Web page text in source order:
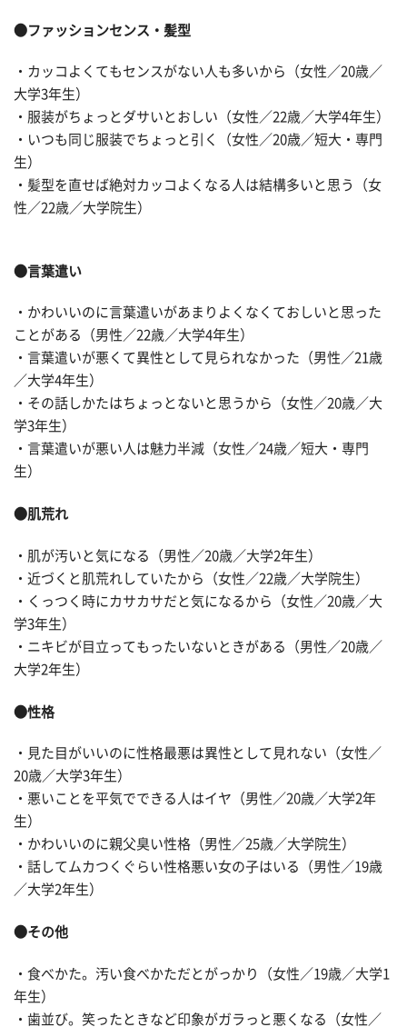
●ファッションセンス・髪型
・カッコよくてもセンスがない人も多いから（女性／20歳／
大学3年生）
・服装がちょっとダサいとおしい（女性／22歳／大学4年生）
・いつも同じ服装でちょっと引く（女性／20歳／短大・専門
生）
・髪型を直せば絶対カッコよくなる人は結構多いと思う（女
性／22歳／大学院生）
●言葉遣い
・かわいいのに言葉遣いがあまりよくなくておしいと思った
ことがある（男性／22歳／大学4年生）
・言葉遣いが悪くて異性として見られなかった（男性／21歳
／大学4年生）
・その話しかたはちょっとないと思うから（女性／20歳／大
学3年生）
・言葉遣いが悪い人は魅力半減（女性／24歳／短大・専門
生）
●肌荒れ
・肌が汚いと気になる（男性／20歳／大学2年生）
・近づくと肌荒れしていたから（女性／22歳／大学院生）
・くっつく時にカサカサだと気になるから（女性／20歳／大
学3年生）
・ニキビが目立ってもったいないときがある（男性／20歳／
大学2年生）
●性格
・見た目がいいのに性格最悪は異性として見れない（女性／
20歳／大学3年生）
・悪いことを平気でできる人はイヤ（男性／20歳／大学2年
生）
・かわいいのに親父臭い性格（男性／25歳／大学院生）
・話してムカつくぐらい性格悪い女の子はいる（男性／19歳
／大学2年生）
●その他
・食べかた。汚い食べかただとがっかり（女性／19歳／大学1
年生）
・歯並び。笑ったときなど印象がガラっと悪くなる（女性／